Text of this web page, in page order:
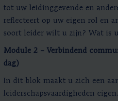
tot uw leidinggevende en
reflecteert op uw eigen rol en
soort leider wilt u zijn? Wat is
Module 2 – Verbindend
dag)
In dit blok maakt u zich een
leiderschapsvaardigheden